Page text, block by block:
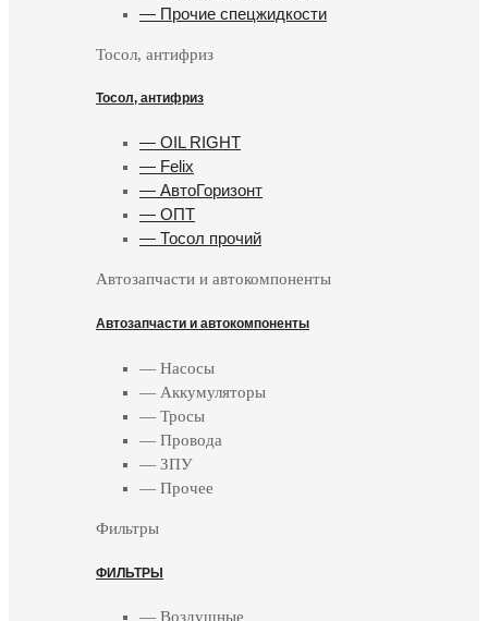
— Прочие спецжидкости
Тосол, антифриз
Тосол, антифриз
— OIL RIGHT
— Felix
— АвтоГоризонт
— ОПТ
— Тосол прочий
Автозапчасти и автокомпоненты
Автозапчасти и автокомпоненты
— Насосы
— Аккумуляторы
— Тросы
— Провода
— ЗПУ
— Прочее
Фильтры
ФИЛЬТРЫ
— Воздушные